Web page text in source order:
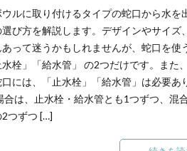
ルに取り付けるタイプの蛇口から水を
び方を解説します。デザインやサイズ
って迷うかもしれませんが、蛇口を使
栓」「給水管」 の2つだけです。また
には、「止水栓」「給水管」は必要あ
合は、止水栓・給水管とも1つずつ、混
2つずつ […]